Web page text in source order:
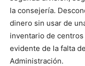
la consejería.
dinero sin usar de
inventario de
evidente de la falta
Administración.